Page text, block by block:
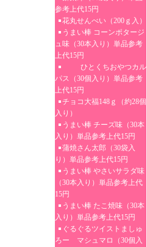
参考上代15円
花丸せんべい（200ｇ入）
うまい棒 コーンポタージ
ュ味（30本入り）単品参考
上代15円
ひとくちおやつカル
パス（30個入り）単品参考
上代15円
チョコ大福148ｇ（約28個
入り）
うまい棒 チーズ味（30本
入り）単品参考上代15円
蒲焼さん太郎（30袋入
り）単品参考上代15円
うまい棒 やさいサラダ味
（30本入り）単品参考上代
15円
うまい棒 たこ焼味（30本
入り）単品参考上代15円
ぐるぐるツイストましゅ
ろー マシュマロ（30個入